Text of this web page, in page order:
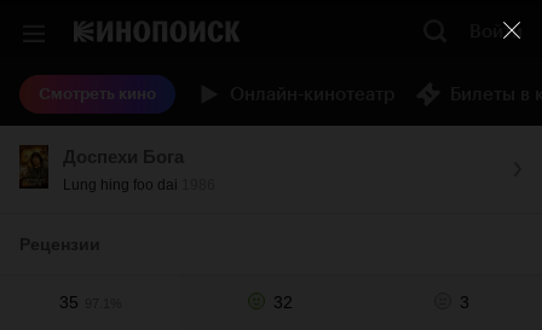
Войти
Смотреть кино
Lung hing foo dai
35 32 3